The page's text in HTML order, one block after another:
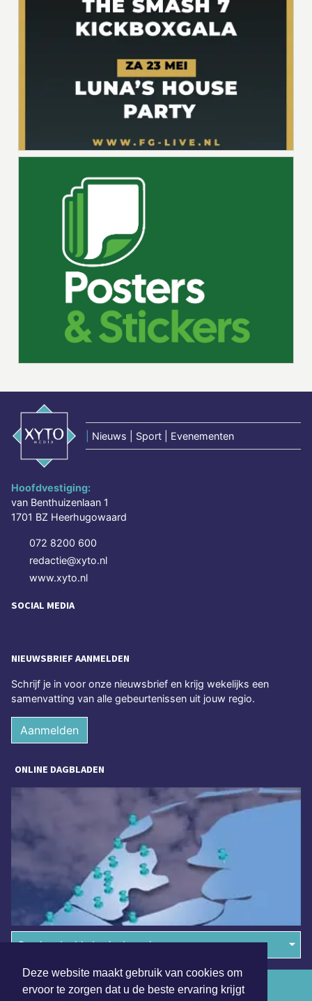
Deze website maakt gebruik van cookies om
ervoor te zorgen dat u de beste ervaring krijgt
Nieuws | Sport | Evenementen
Hoofdvestiging:
van Benthuizenlaan 1
1701 BZ Heerhugowaard
072 8200 600
redactie@xyto.nl
www.xyto.nl
SOCIAL MEDIA
NIEUWSBRIEF AANMELDEN
Schrijf je in voor onze nieuwsbrief en krijg wekelijks een
samenvatting van alle gebeurtenissen uit jouw regio.
Aanmelden
ONLINE DAGBLADEN
Overige dagbladen in de regio
Algemene voorwaarden